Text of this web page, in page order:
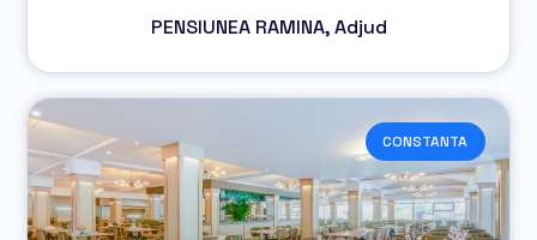
PENSIUNEA RAMINA, Adjud
CONSTANTA